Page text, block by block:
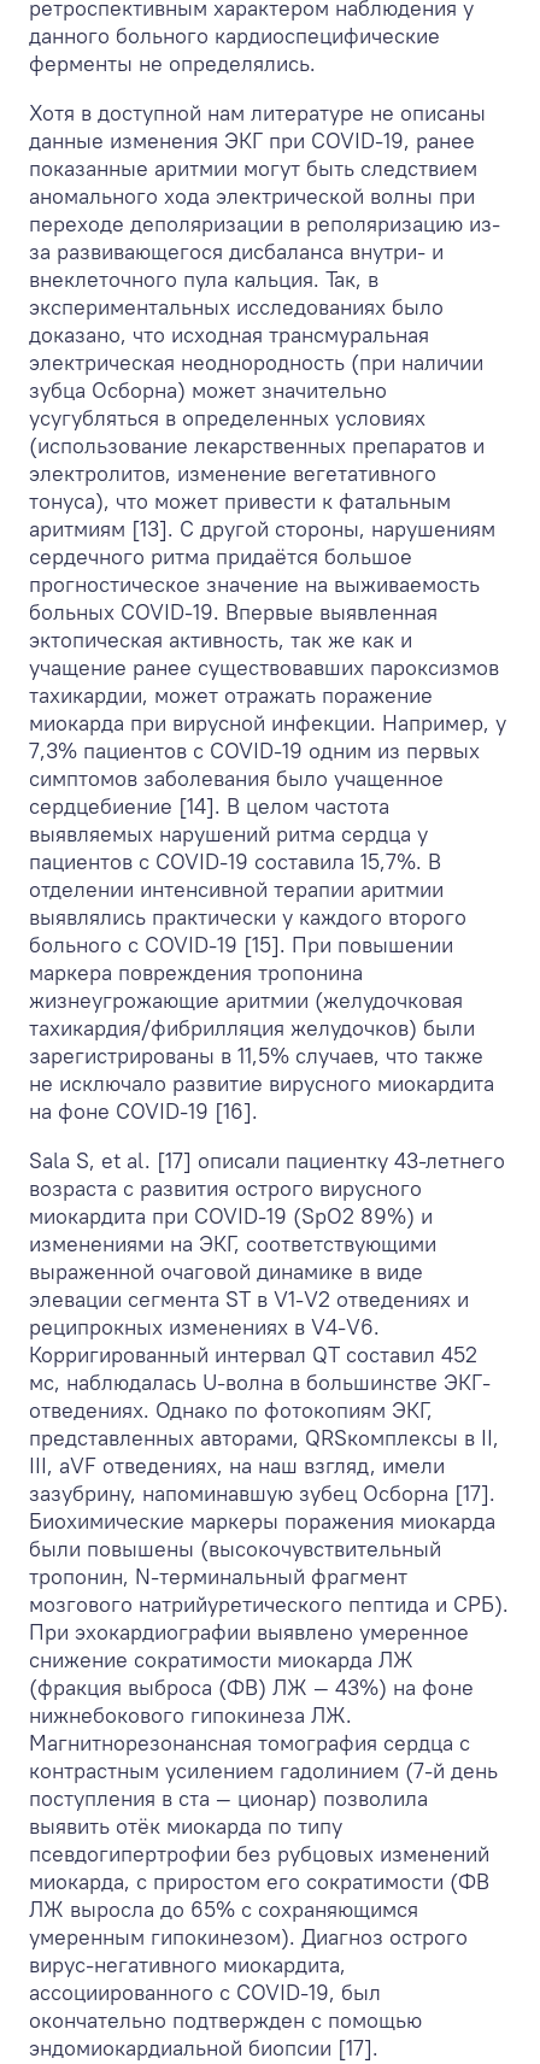
ретроспективным характером наблюдения у
данного больного кардиоспецифические
ферменты не определялись.
Хотя в доступной нам литературе не описаны
данные изменения ЭКГ при COVID-19, ранее
показанные аритмии могут быть следствием
аномального хода электрической волны при
переходе деполяризации в реполяризацию из-
за развивающегося дисбаланса внутри- и
внеклеточного пула кальция. Так, в
экспериментальных исследованиях было
доказано, что исходная трансмуральная
электрическая неоднородность (при наличии
зубца Осборна) может значительно
усугубляться в определенных условиях
(использование лекарственных препаратов и
электролитов, изменение вегетативного
тонуса), что может привести к фатальным
аритмиям [13]. С другой стороны, нарушениям
сердечного ритма придаётся большое
прогностическое значение на выживаемость
больных COVID-19. Впервые выявленная
эктопическая активность, так же как и
учащение ранее существовавших пароксизмов
тахикардии, может отражать поражение
миокарда при вирусной инфекции. Например, у
7,3% пациентов с COVID-19 одним из первых
симптомов заболевания было учащенное
сердцебиение [14]. В целом частота
выявляемых нарушений ритма сердца у
пациентов с COVID-19 составила 15,7%. В
отделении интенсивной терапии аритмии
выявлялись практически у каждого второго
больного с COVID-19 [15]. При повышении
маркера повреждения тропонина
жизнеугрожающие аритмии (желудочковая
тахикардия/фибрилляция желудочков) были
зарегистрированы в 11,5% случаев, что также
не исключало развитие вирусного миокардита
на фоне COVID-19 [16].
Sala S, et al. [17] описали пациентку 43-летнего
возраста с развития острого вирусного
миокардита при COVID-19 (SpO2 89%) и
изменениями на ЭКГ, соответствующими
выраженной очаговой динамике в виде
элевации сегмента ST в V1-V2 отведениях и
реципрокных изменениях в V4-V6.
Корригированный интервал QT составил 452
мс, наблюдалась U-волна в большинстве ЭКГ-
отведениях. Однако по фотокопиям ЭКГ,
представленных авторами, QRSкомплексы в II,
III, aVF отведениях, на наш взгляд, имели
зазубрину, напоминавшую зубец Осборна [17].
Биохимические маркеры поражения миокарда
были повышены (высокочувствительный
тропонин, N-терминальный фрагмент
мозгового натрийуретического пептида и CРБ).
При эхокардиографии выявлено умеренное
снижение сократимости миокарда ЛЖ
(фракция выброса (ФВ) ЛЖ — 43%) на фоне
нижнебокового гипокинеза ЛЖ.
Магнитнорезонансная томография сердца с
контрастным усилением гадолинием (7-й день
поступления в ста — ционар) позволила
выявить отёк миокарда по типу
псевдогипертрофии без рубцовых изменений
миокарда, с приростом его сократимости (ФВ
ЛЖ выросла до 65% с сохраняющимся
умеренным гипокинезом). Диагноз острого
вирус-негативного миокардита,
ассоциированного с COVID-19, был
окончательно подтвержден с помощью
эндомиокардиальной биопсии [17].